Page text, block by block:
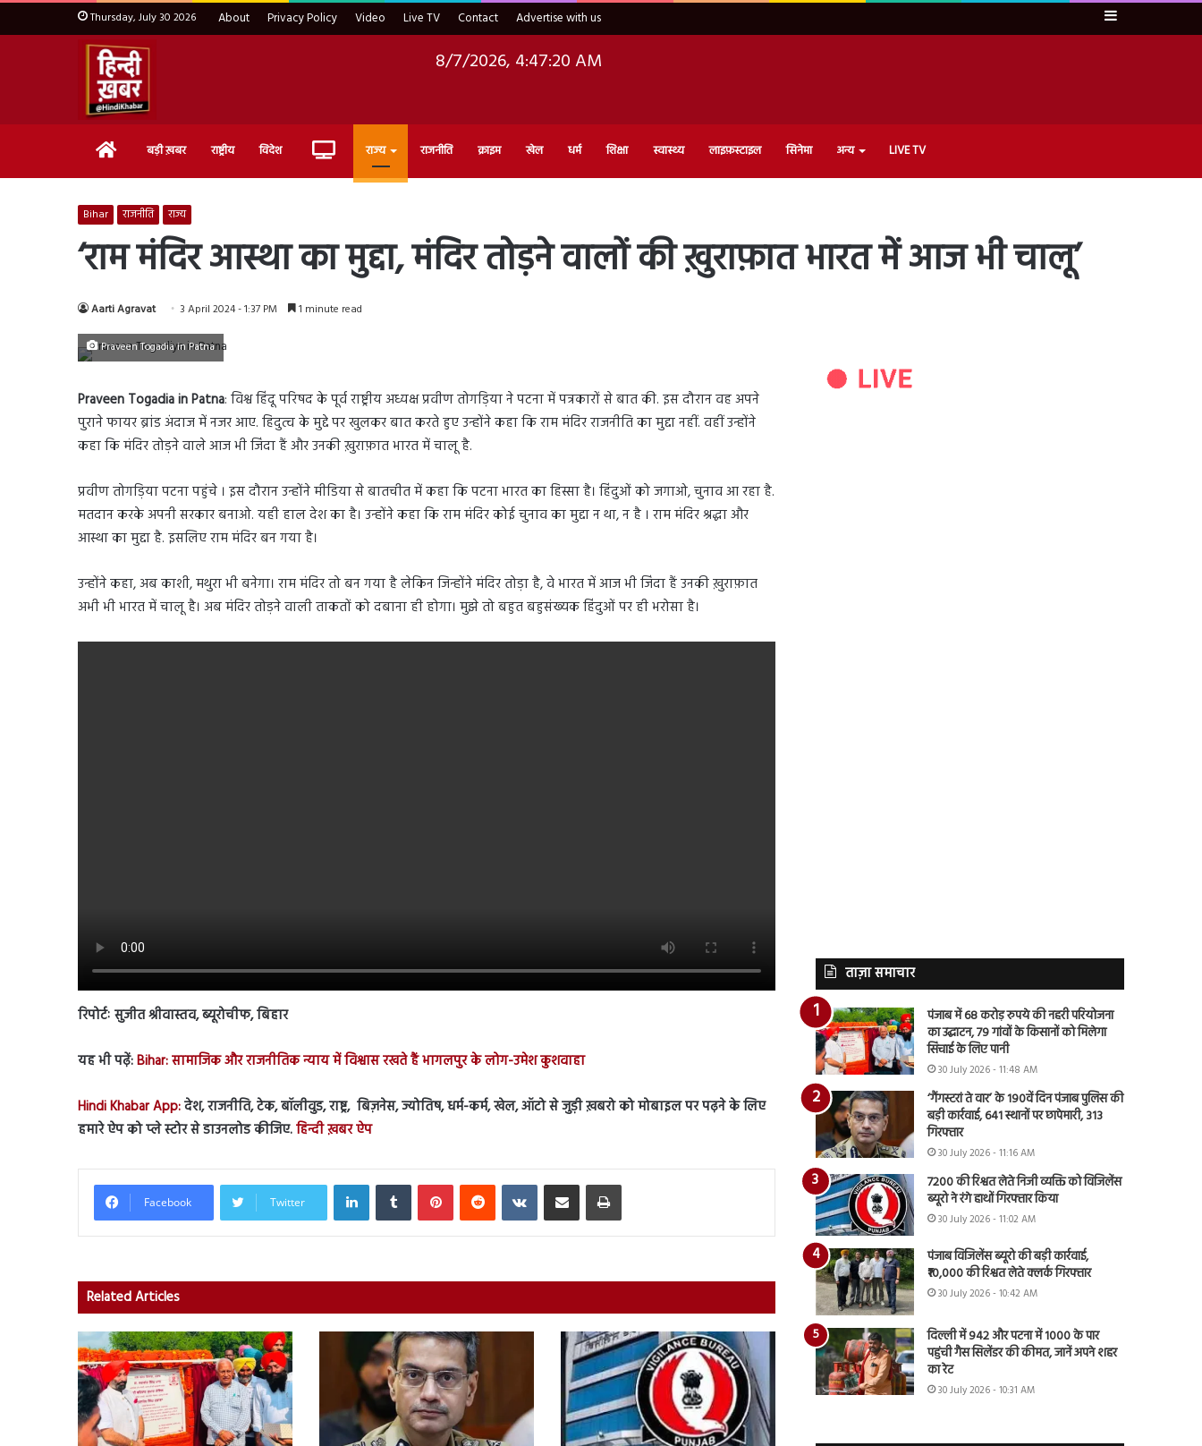
Thursday, July 30 2026 About Privacy Policy Video Live TV Contact Advertise with us Sidebar
8/7/2026, 4:47:21 AM
Home बड़ी ख़बर राष्ट्रीय विदेश Live राज्य राजनीति क्राइम खेल धर्म शिक्षा स्वास्थ्य लाइफ़स्टाइल सिनेमा अन्य LIVE TV
Bihar राजनीति राज्य
‘राम मंदिर आस्था का मुद्दा, मंदिर तोड़ने वालों की ख़ुराफ़ात भारत में आज भी चालू’
Aarti Agravat 3 April 2024 - 1:37 PM 1 minute read
Praveen Togadia in Patna
Praveen Togadia in Patna: विश्व हिंदू परिषद के पूर्व राष्ट्रीय अध्यक्ष प्रवीण तोगड़िया ने पटना में पत्रकारों से बात की. इस दौरान वह अपने
पुराने फायर ब्रांड अंदाज में नजर आए. हिदुत्व के मुद्दे पर खुलकर बात करते हुए उन्होंने कहा कि राम मंदिर राजनीति का मुद्दा नहीं. वहीं उन्होंने
कहा कि मंदिर तोड़ने वाले आज भी जिंदा हैं और उनकी ख़ुराफ़ात भारत में चालू है.
प्रवीण तोगड़िया पटना पहुंचे । इस दौरान उन्होंने मीडिया से बातचीत में कहा कि पटना भारत का हिस्सा है। हिंदुओं को जगाओ, चुनाव आ रहा है.
मतदान करके अपनी सरकार बनाओ. यही हाल देश का है। उन्होंने कहा कि राम मंदिर कोई चुनाव का मुद्दा न था, न है । राम मंदिर श्रद्धा और
आस्था का मुद्दा है. इसलिए राम मंदिर बन गया है।
उन्होंने कहा, अब काशी, मथुरा भी बनेगा। राम मंदिर तो बन गया है लेकिन जिन्होंने मंदिर तोड़ा है, वे भारत में आज भी जिंदा हैं उनकी ख़ुराफ़ात
अभी भी भारत में चालू है। अब मंदिर तोड़ने वाली ताकतों को दबाना ही होगा। मुझे तो बहुत बहुसंख्यक हिंदुओं पर ही भरोसा है।
रिपोर्टः सुजीत श्रीवास्तव, ब्यूरोचीफ, बिहार
यह भी पढ़ें:Bihar: सामाजिक और राजनीतिक न्याय में विश्वास रखते हैं भागलपुर के लोग-उमेश कुशवाहा
Hindi Khabar App:देश, राजनीति, टेक, बॉलीवुड, राष्ट्र, बिज़नेस, ज्योतिष, धर्म-कर्म, खेल, ऑटो से जुड़ी ख़बरो को मोबाइल पर पढ़ने के लिए
हमारे ऐप को प्ले स्टोर से डाउनलोड कीजिए.हिन्दी ख़बर ऐप
Facebook Twitter
LinkedInTumblr PinterestReddit VKontakteShare via Email Print
Related Articles
ताज़ा समाचार
पंजाब में 68 करोड़ रुपये की नहरी परियोजना
का उद्घाटन, 79 गांवों के किसानों को मिलेगा
सिंचाई के लिए पानी
30 July 2026 - 11:48 AM
‘गैंगस्टरां ते वार’ के 190वें दिन पंजाब पुलिस की
बड़ी कार्रवाई, 641 स्थानों पर छापेमारी, 313
गिरफ्तार
30 July 2026 - 11:16 AM
7200 की रिश्वत लेते निजी व्यक्ति को विजिलेंस
ब्यूरो ने रंगे हाथों गिरफ्तार किया
30 July 2026 - 11:02 AM
पंजाब विजिलेंस ब्यूरो की बड़ी कार्रवाई,
₹10,000 की रिश्वत लेते क्लर्क गिरफ्तार
30 July 2026 - 10:42 AM
दिल्ली में 942 और पटना में 1000 के पार
पहुंची गैस सिलेंडर की कीमत, जानें अपने शहर
का रेट
30 July 2026 - 10:31 AM